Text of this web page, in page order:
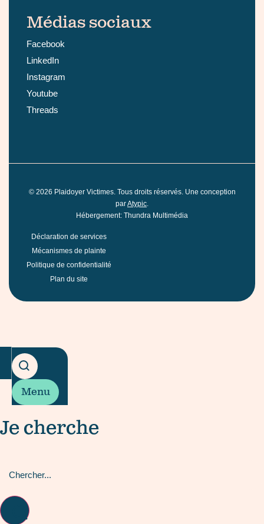
Médias sociaux
Facebook
LinkedIn
Instagram
Youtube
Threads
© 2026 Plaidoyer Victimes. Tous droits réservés. Une conception
parAtypic
Hébergement: Thundra Multimédia
Déclaration de services
Mécanismes de plainte
Politique de confidentialité
Plan du site
Menu
Je cherche